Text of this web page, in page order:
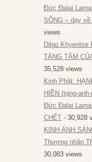
Đức Đalai Lama
SỐNG – dạy
views
Dilgo Khyentse
TÀNG TÂM
35,528 views
Kinh Phật:
HIỀN (tạng-
Đức Đalai
CHẾT - 30,928
KINH ÁNH
Thượng nhân
30,083 views